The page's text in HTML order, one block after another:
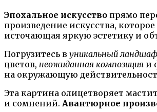
Эпохальное искусство прямо
произведение искусства,
источающая яркую эстетику и
Погрузитесь в уникальный
цветов, неожиданная композиция и
на окружающую
Эта картина олицетворяет
и сомнений. Авантюрное